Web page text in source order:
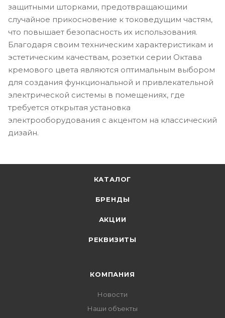
защитными шторками, предотвращающими
случайное прикосновение к токоведущим частям,
что повышает безопасность их использования.
Благодаря своим техническим характеристикам и
эстетическим качествам, розетки серии Октава
кремового цвета являются оптимальным выбором
для создания функциональной и привлекательной
электрической системы в помещениях, где
требуется открытая установка
электрооборудования с акцентом на классический
дизайн.
КАТАЛОГ
БРЕНДЫ
АКЦИИ
РЕКВИЗИТЫ
КОМПАНИЯ
Новости
Наши объекты